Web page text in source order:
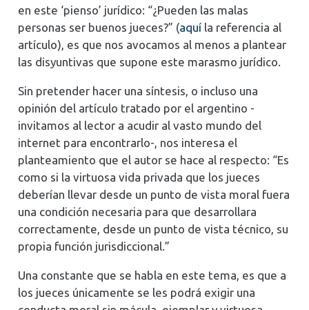
en este ‘pienso’ jurídico: “¿Pueden las malas
personas ser buenos jueces?” (aquíla referencia al
artículo), es que nos avocamos al menos a plantear
las disyuntivas que supone este marasmo jurídico.
Sin pretender hacer una síntesis, o incluso una
opinión del artículo tratado por el argentino -
invitamos al lector a acudir al vasto mundo del
internet para encontrarlo-, nos interesa el
planteamiento que el autor se hace al respecto: “Es
como si la virtuosa vida privada que los jueces
deberían llevar desde un punto de vista moral fuera
una condición necesaria para que desarrollara
correctamente, desde un punto de vista técnico, su
propia función jurisdiccional.”
Una constante que se habla en este tema, es que a
los jueces únicamente se les podrá exigir una